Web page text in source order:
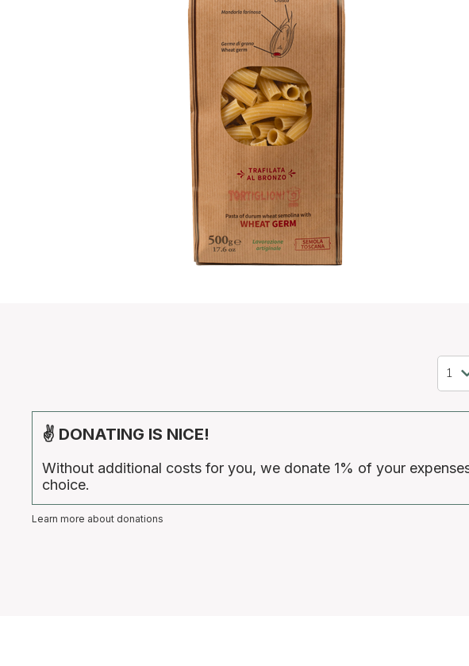
✌ DONATING IS NICE!
Without additional costs for you, we donate 1% of your
choice.
Learn more about donations